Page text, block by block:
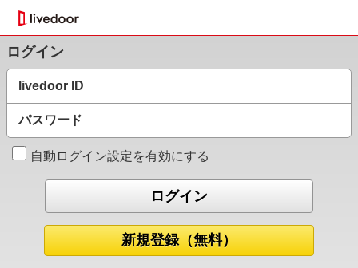
ログイン
livedoor ID
パスワード
自動ログイン設定を有効にする
新規登録（無料）